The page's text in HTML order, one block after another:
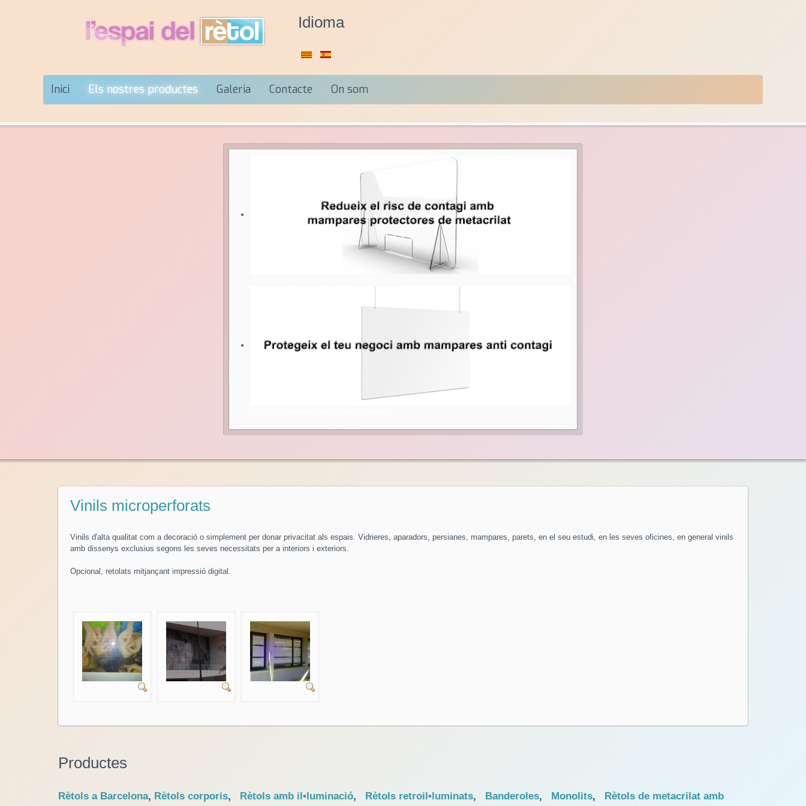
Idioma
Inici Els nostres productes Galeria Contacte On som
Vinils microperforats
Vinils d'alta qualitat com a decoració o simplement per donar privacitat als espais. Vidrieres, aparadors, persianes, mampares, parets, en el seu estudi, en les seves oficines, en general vinils
amb dissenys exclusius segons les seves necessitats per a interiors i exteriors.
Opcional, retolats mitjançant impressió digital.
Productes
Rètols a Barcelona, Rètols corporis, Rètols amb il•luminació, Rètols retroil•luminats, Banderoles, Monolits, Rètols de metacrilat amb